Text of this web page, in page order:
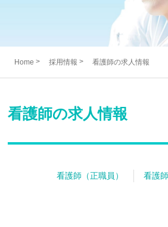
Home > 採用情報 > 看護師の求人情報
看護師の求人情報
看護師（正職員） 看護